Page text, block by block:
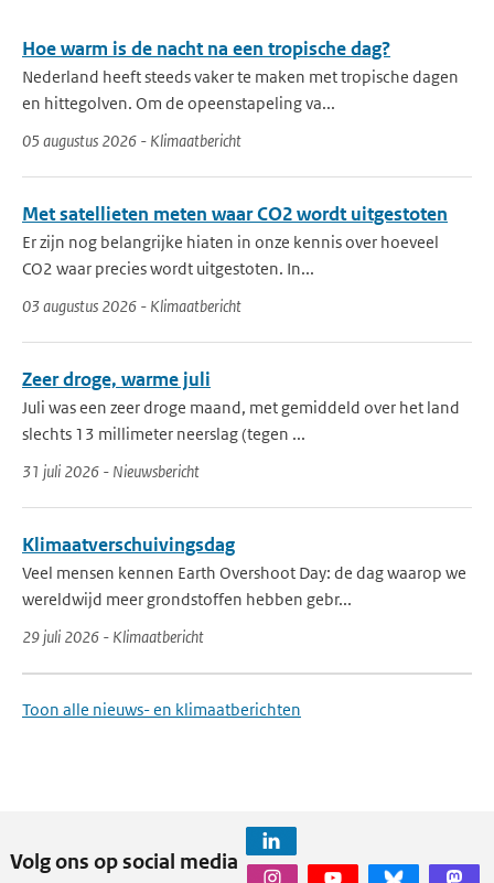
Hoe warm is de nacht na een tropische dag?
Nederland heeft steeds vaker te maken met tropische dagen
en hittegolven. Om de opeenstapeling va...
05 augustus 2026 - Klimaatbericht
Met satellieten meten waar CO2 wordt uitgestoten
Er zijn nog belangrijke hiaten in onze kennis over hoeveel
CO2 waar precies wordt uitgestoten. In...
03 augustus 2026 - Klimaatbericht
Zeer droge, warme juli
Juli was een zeer droge maand, met gemiddeld over het land
slechts 13 millimeter neerslag (tegen ...
31 juli 2026 - Nieuwsbericht
Klimaatverschuivingsdag
Veel mensen kennen Earth Overshoot Day: de dag waarop we
wereldwijd meer grondstoffen hebben gebr...
29 juli 2026 - Klimaatbericht
Toon alle nieuws- en klimaatberichten
Volg ons op social media